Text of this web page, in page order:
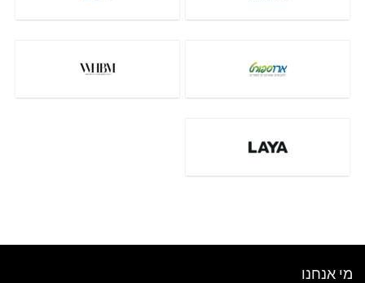
מי אנחנו